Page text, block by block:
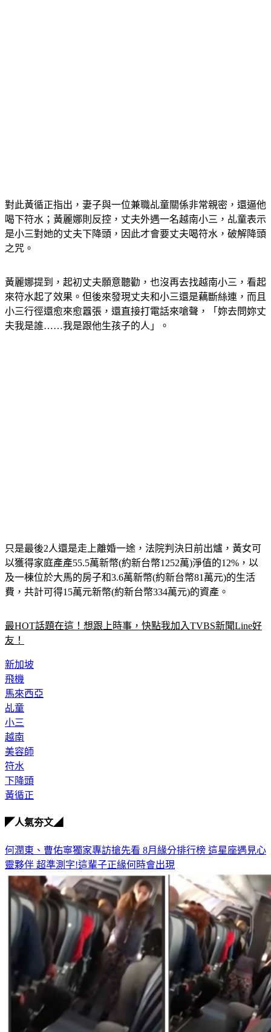
對此黃循正指出，妻子與一位兼職乩童關係非常親密，還逼他
喝下符水；黃麗娜則反控，丈夫外遇一名越南小三，乩童表示
是小三對她的丈夫下降頭，因此才會要丈夫喝符水，破解降頭
之咒。
黃麗娜提到，起初丈夫願意聽勸，也沒再去找越南小三，看起
來符水起了效果。但後來發現丈夫和小三還是藕斷絲連，而且
小三行徑還愈來愈囂張， 還直接打電話來嗆聲，「妳去問妳丈
夫我是誰……我是跟他生孩子的人」。
只是最後2人還是走上離婚一途，法院判決日前出爐，黃女可
以獲得家庭產產55.5萬新幣(約新台幣1252萬)淨值的12%，以
及一棟位於大馬的房子和3.6萬新幣(約新台幣81萬元)的生活
費，共計可得15萬元新幣(約新台幣334萬元)的資產。
最HOT話題在這！想跟上時事，快點我加入TVBS新聞Line好
友！
新加坡
飛機
馬來西亞
乩童
小三
越南
美容師
符水
下降頭
黃循正
◤人氣夯文◢
何潤東、曹佑寧獨家專訪搶先看 8月緣分排行榜 這星座遇見心
靈夥伴 超準測字!這輩子正緣何時會出現